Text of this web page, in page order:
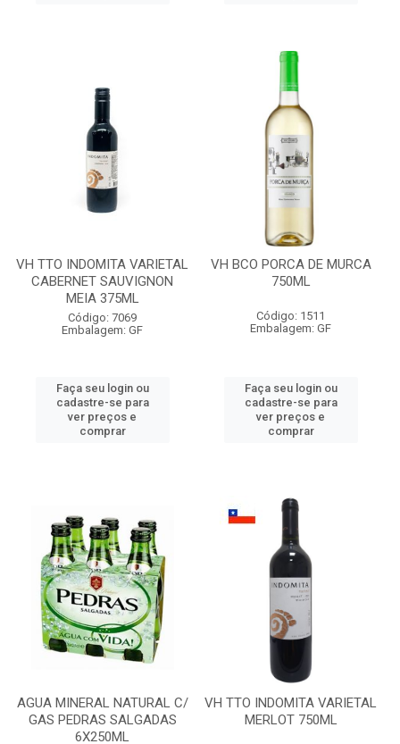
VH TTO INDOMITA VARIETAL
CABERNET SAUVIGNON
MEIA 375ML
Código: 7069
Embalagem: GF
Faça seu login ou
cadastre-se para
ver preços e
comprar
VH BCO PORCA DE MURCA
750ML
Código: 1511
Embalagem: GF
Faça seu login ou
cadastre-se para
ver preços e
comprar
AGUA MINERAL NATURAL C/
GAS PEDRAS SALGADAS
6X250ML
VH TTO INDOMITA VARIETAL
MERLOT 750ML